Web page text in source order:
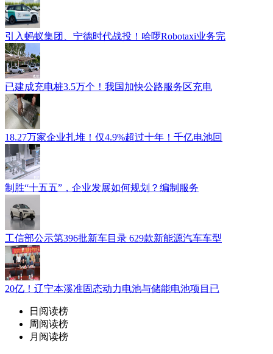
引入蚂蚁集团、宁德时代战投！哈啰Robotaxi业务完
已建成充电桩3.5万个！我国加快公路服务区充电
18.27万家企业扎堆！仅4.9%超过十年！千亿电池回
制胜“十五五”，企业发展如何规划？编制服务
工信部公示第396批新车目录 629款新能源汽车车型
20亿！辽宁本溪准固态动力电池与储能电池项目已
日阅读榜
周阅读榜
月阅读榜